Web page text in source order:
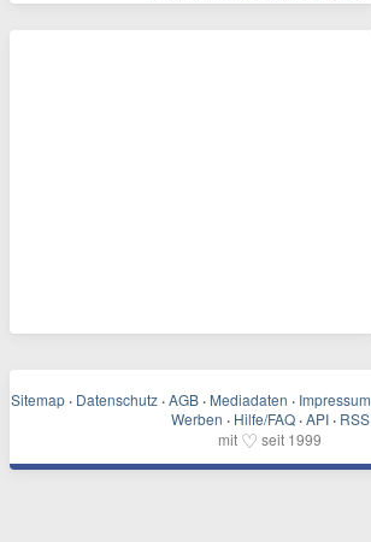
Sitemap · Datenschutz · AGB · Mediadaten · Impressum
Werben · Hilfe/FAQ · API · RSS
mit ♡ seit 1999